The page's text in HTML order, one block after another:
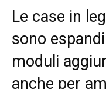
Le case in
sono
moduli
anche per